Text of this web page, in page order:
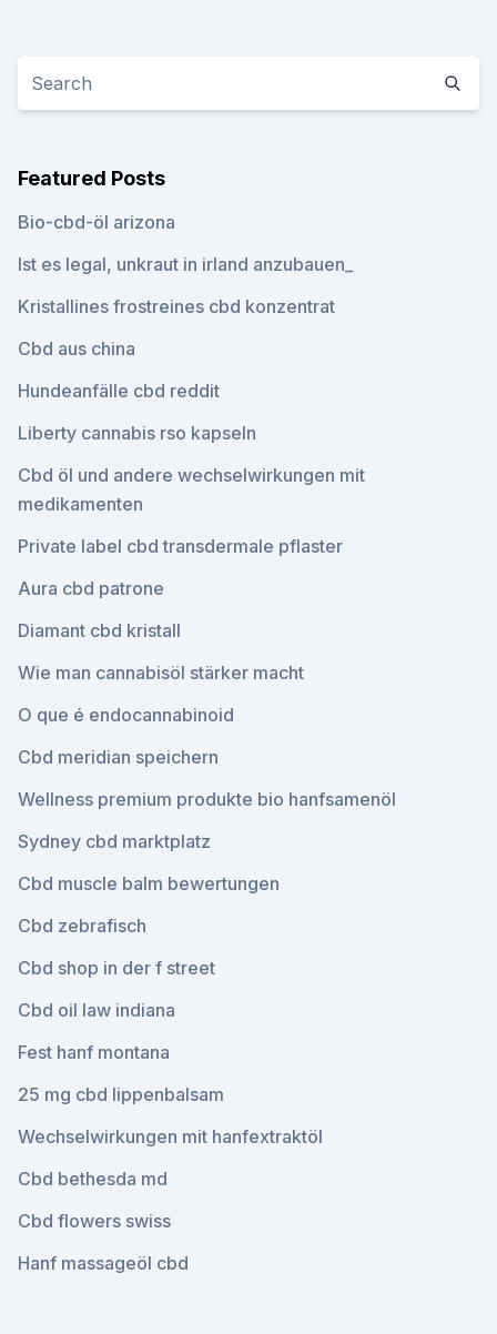
Featured Posts
Bio-cbd-öl arizona
Ist es legal, unkraut in irland anzubauen_
Kristallines frostreines cbd konzentrat
Cbd aus china
Hundeanfälle cbd reddit
Liberty cannabis rso kapseln
Cbd öl und andere wechselwirkungen mit
medikamenten
Private label cbd transdermale pflaster
Aura cbd patrone
Diamant cbd kristall
Wie man cannabisöl stärker macht
O que é endocannabinoid
Cbd meridian speichern
Wellness premium produkte bio hanfsamenöl
Sydney cbd marktplatz
Cbd muscle balm bewertungen
Cbd zebrafisch
Cbd shop in der f street
Cbd oil law indiana
Fest hanf montana
25 mg cbd lippenbalsam
Wechselwirkungen mit hanfextraktöl
Cbd bethesda md
Cbd flowers swiss
Hanf massageöl cbd